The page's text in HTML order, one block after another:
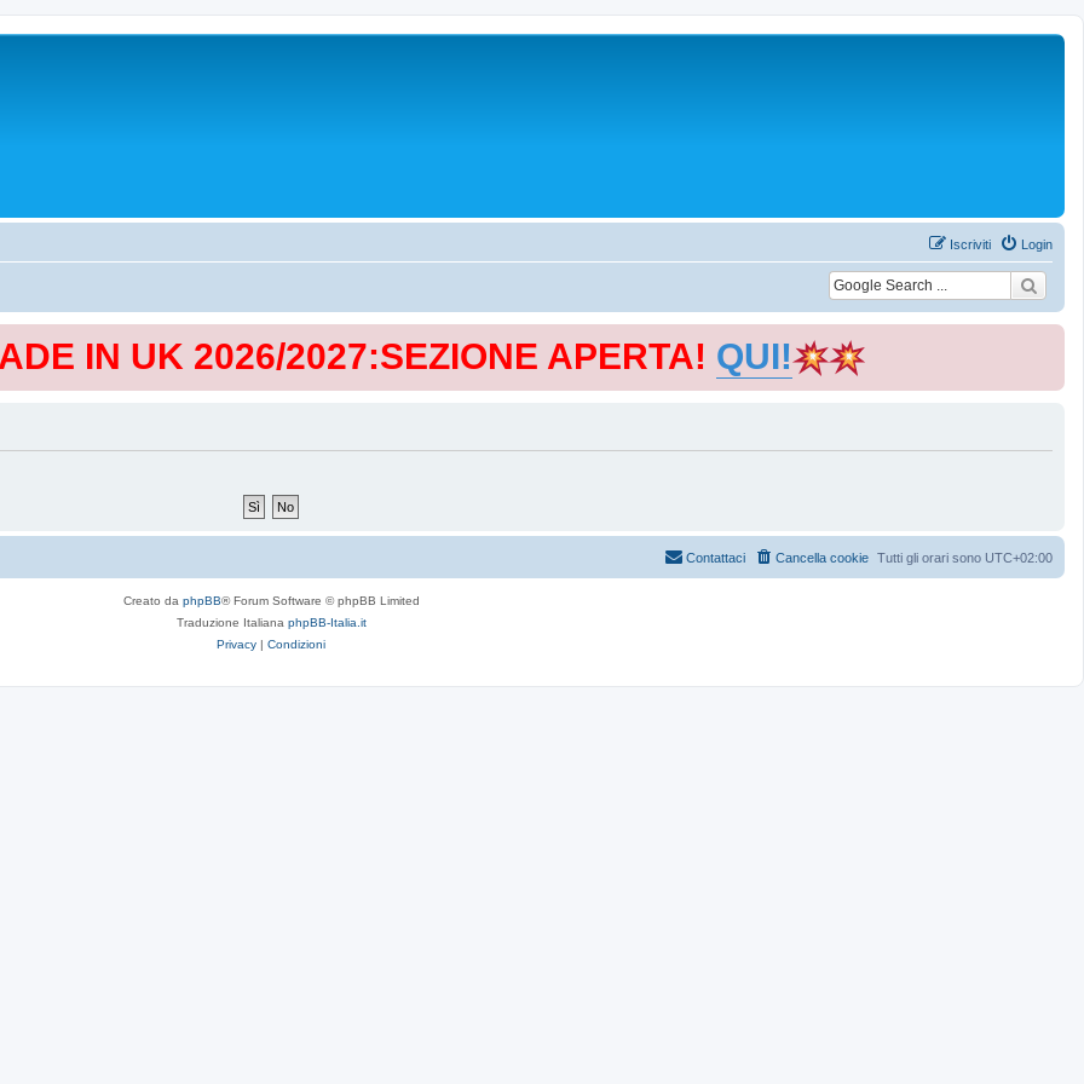
Login
Iscriviti
IN UK 2026/2027:SEZIONE APERTA! QUI!
Tutti gli orari sono UTC+02:00
Cancella cookie
Contattaci
Creato da phpBB® Forum Software © phpBB Limited
Traduzione Italiana phpBB-Italia.it
Privacy | Condizioni